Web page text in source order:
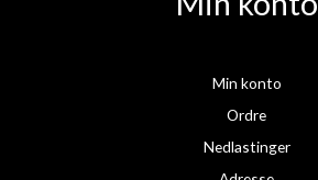
m
Min konto
Ordre
Nedlastinger